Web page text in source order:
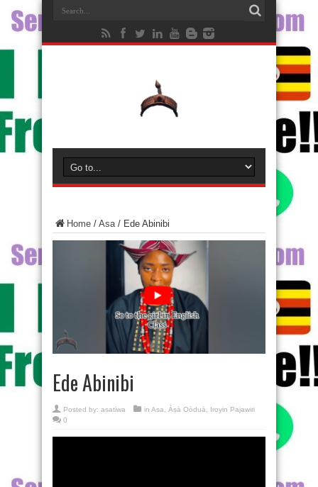
Home / Asa/ Ede Abinibi
Ede Abinibi
Posted by: asatiwa in Asa Àṣà Oòduà
Iroyin Pajawiri
0